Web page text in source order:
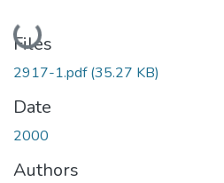
Loading...
Files
2917-1.pdf(35.27 KB)
Date
2000
Authors